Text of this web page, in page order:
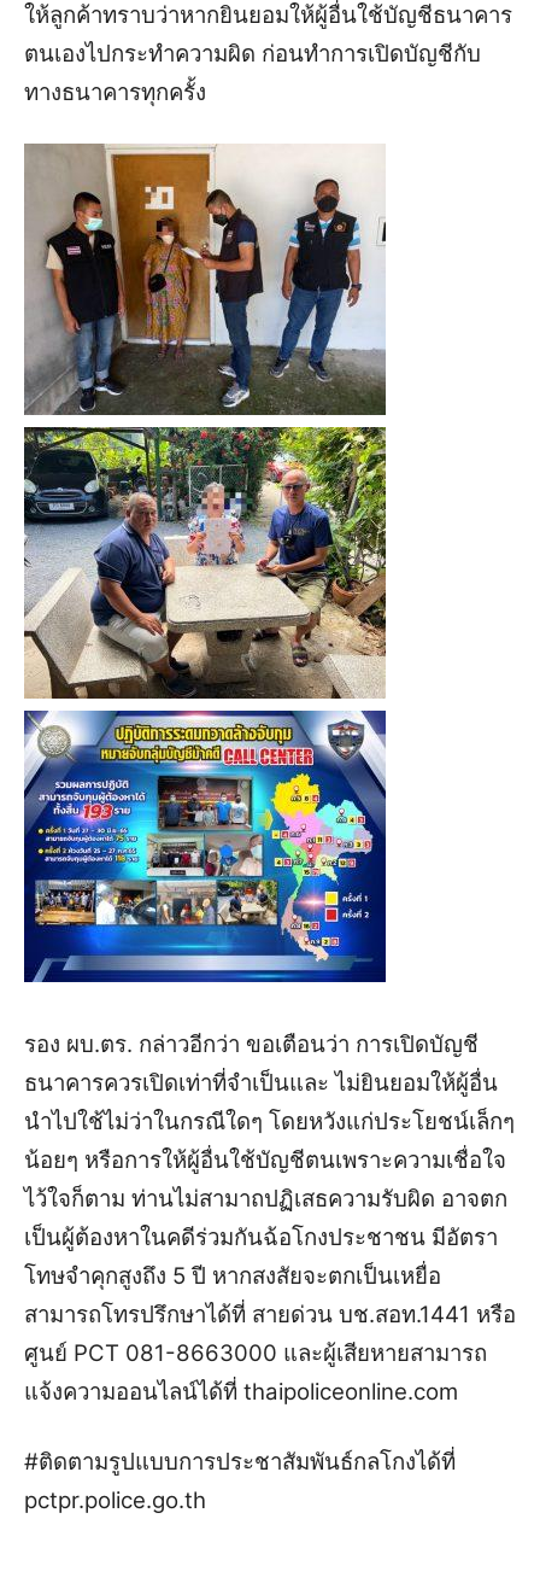
ให้ลูกค้าทราบว่าหากยินยอมให้ผู้อื่นใช้บัญชีธนาคาร
ตนเองไปกระทำความผิด ก่อนทำการเปิดบัญชีกับ
ทางธนาคารทุกครั้ง
รอง ผบ.ตร. กล่าวอีกว่า ขอเตือนว่า การเปิดบัญชี
ธนาคารควรเปิดเท่าที่จำเป็นและ ไม่ยินยอมให้ผู้อื่น
นำไปใช้ไม่ว่าในกรณีใดๆ โดยหวังแก่ประโยชน์เล็กๆ
น้อยๆ หรือการให้ผู้อื่นใช้บัญชีตนเพราะความเชื่อใจ
ไว้ใจก็ตาม ท่านไม่สามาถปฏิเสธความรับผิด อาจตก
เป็นผู้ต้องหาในคดีร่วมกันฉ้อโกงประชาชน มีอัตรา
โทษจำคุกสูงถึง 5 ปี หากสงสัยจะตกเป็นเหยื่อ
สามารถโทรปรึกษาได้ที่ สายด่วน บช.สอท.1441 หรือ
ศูนย์ PCT 081-8663000 และผู้เสียหายสามารถ
แจ้งความออนไลน์ได้ที่ thaipoliceonline.com
#ติดตามรูปแบบการประชาสัมพันธ์กลโกงได้ที่
pctpr.police.go.th